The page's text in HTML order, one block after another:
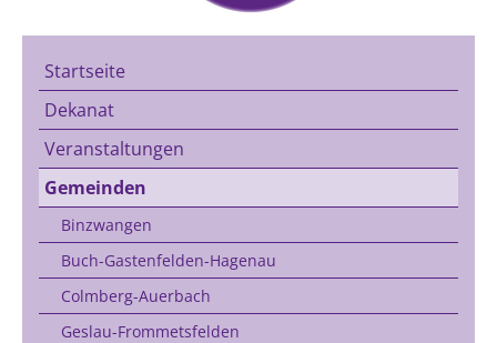
Startseite
Dekanat
Veranstaltungen
Gemeinden
Binzwangen
Buch-Gastenfelden-Hagenau
Colmberg-Auerbach
Geslau-Frommetsfelden